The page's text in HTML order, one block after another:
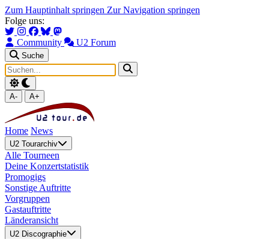
Zum Hauptinhalt springen Zur Navigation springen
Folge uns:
Community U2 Forum
Suche
A- A+
Home News
U2 Tourarchiv
Alle Tourneen
Deine Konzertstatistik
Promogigs
Sonstige Auftritte
Vorgruppen
Gastauftritte
Länderansicht
U2 Discographie